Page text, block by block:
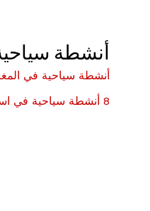
أنشطة
أنشطة سياحية في
8 أنشطة سياحية في اسطنبول